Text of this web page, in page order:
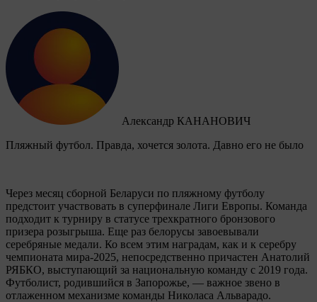
Александр КАНАНОВИЧ
Пляжный футбол. Правда, хочется золота. Давно его не было
Через месяц сборной Беларуси по пляжному футболу
предстоит участвовать в суперфинале Лиги Европы. Команда
подходит к турниру в статусе трехкратного бронзового
призера розыгрыша. Еще раз белорусы завоевывали
серебряные медали. Ко всем этим наградам, как и к серебру
чемпионата мира-2025, непосредственно причастен Анатолий
РЯБКО, выступающий за национальную команду с 2019 года.
Футболист, родившийся в Запорожье, — важное звено в
отлаженном механизме команды Николаса Альварадо.